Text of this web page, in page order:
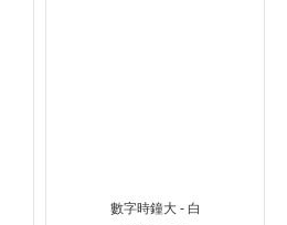
數字時鐘大 - 白